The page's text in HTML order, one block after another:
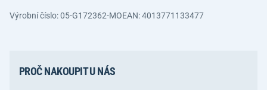
Výrobní číslo: 05-G172362-MOEAN: 4013771133477
PROČ NAKOUPIT U NÁS